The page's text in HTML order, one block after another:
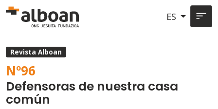
Pasar al contenido principal
ES
Revista Alboan
Nº96
Defensoras de nuestra casa
común